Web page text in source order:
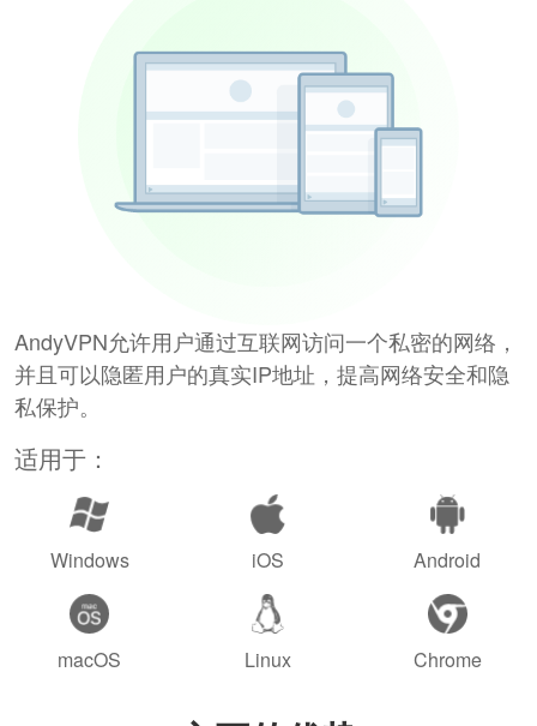
AndyVPN允许用户通过互联网访问一个私密的网络，
并且可以隐匿用户的真实IP地址，提高网络安全和隐
私保护。
适用于：
Windows iOS Android
macOS Linux Chrome